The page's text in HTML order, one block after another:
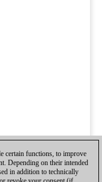
certain functions, to improve
Depending on their intended
in addition to technically